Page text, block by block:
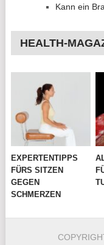
Kann ein
HEALTH-
EXPERTENTIPPS
FÜRS SITZEN
GEGEN
SCHMERZEN